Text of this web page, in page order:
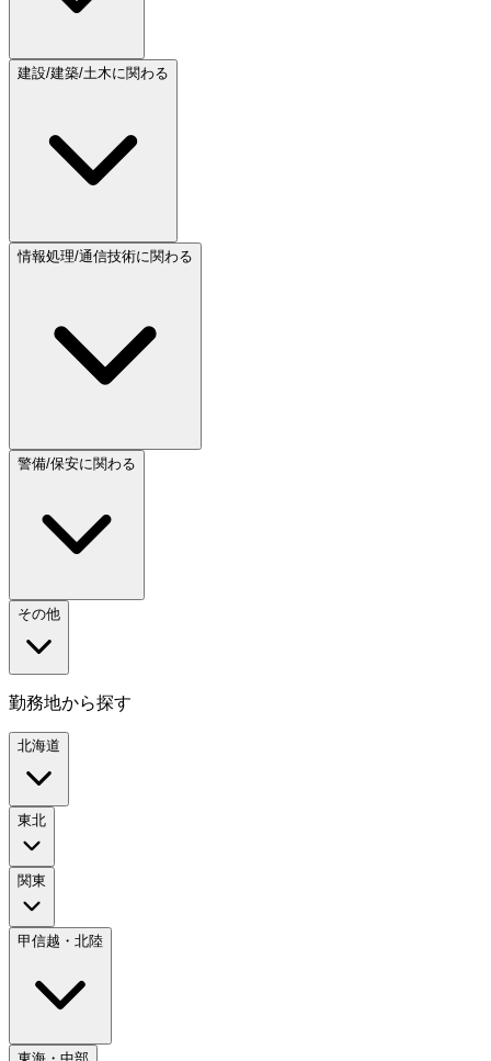
建設/建築/土木に関わる
情報処理/通信技術に関わる
警備/保安に関わる
その他
勤務地から探す
北海道
東北
関東
甲信越・北陸